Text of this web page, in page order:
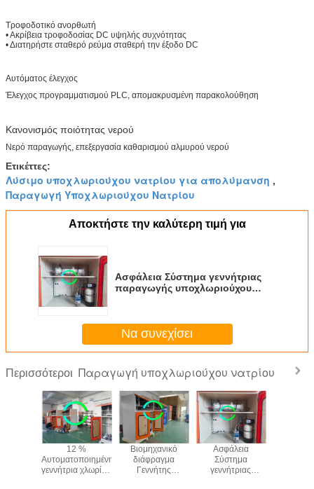
Τροφοδοτικό ανορθωτή
• Ακρίβεια τροφοδοσίας DC υψηλής συχνότητας
• Διατηρήστε σταθερό ρεύμα σταθερή την έξοδο DC
Αυτόματος έλεγχος
Έλεγχος προγραμματισμού PLC, απομακρυσμένη παρακολούθηση
Κανονισμός ποιότητας νερού
Νερό παραγωγής, επεξεργασία καθαρισμού αλμυρού νερού
Ετικέττες:
Λύσιμο υποχλωριούχου νατρίου για απολύμανση ,
Παραγωγή Υποχλωριούχου Νατρίου
Αποκτήστε την καλύτερη τιμή για
Ασφάλεια Σύστημα γεννήτριας
παραγωγής υποχλωριούχου
Να συνεχίσει
Περισσότεροι Παραγωγή υποχλωριούχου νατρίου
12 %
Αυτοματοποιημένη
γεννήτρια χλωρίου
Βιομηχανικό
διάφραγμα
Γεννήτης
Ασφάλεια
Σύστημα
γεννήτριας